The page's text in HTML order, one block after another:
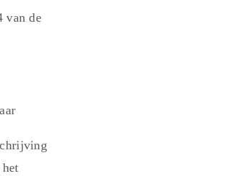
van de